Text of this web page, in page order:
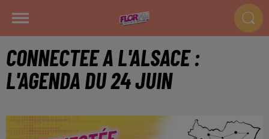
CONNECTEE A L'ALSACE :
L'AGENDA DU 24 JUIN